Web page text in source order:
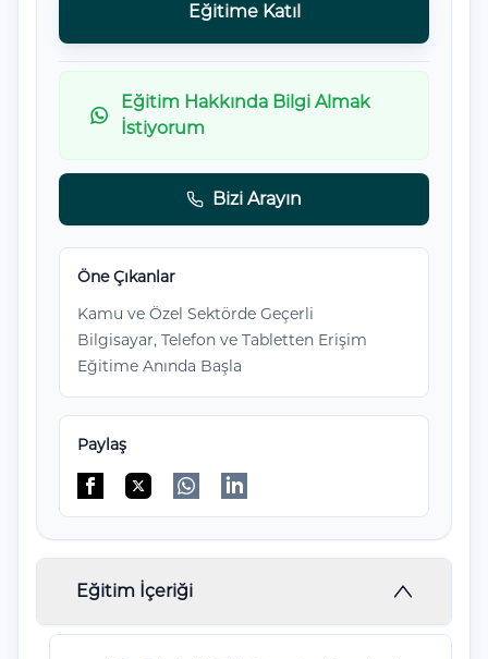
Eğitime Katıl
Eğitim Hakkında Bilgi Almak
İstiyorum
Bizi Arayın
Öne Çıkanlar
Kamu ve Özel Sektörde Geçerli
Bilgisayar, Telefon ve Tabletten Erişim
Eğitime Anında Başla
Paylaş
Facebook'da paylaş
Twitter'da paylaş
WhatsApp'da paylaş
Linkedin'de paylaş
Eğitim İçeriği